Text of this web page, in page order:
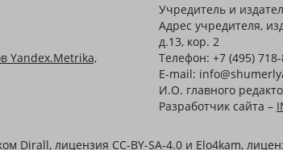
Yandex.Metrika,
Учредитель и
Адрес учредителя,
д.13, кор. 2
Телефон: +7 (495) 718-
E-mail:
И.О. главного
Разработчик сайта –
Dirall, лицензия CC-BY-SA-4.0 и Elo4kam,